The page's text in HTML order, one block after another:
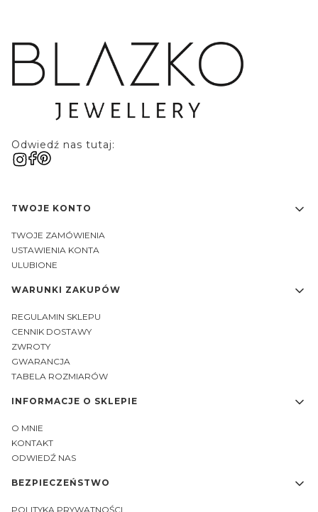
Odwiedź nas tutaj:
Linki w stopce
TWOJE KONTO
TWOJE ZAMÓWIENIA
USTAWIENIA KONTA
ULUBIONE
WARUNKI ZAKUPÓW
REGULAMIN SKLEPU
CENNIK DOSTAWY
ZWROTY
GWARANCJA
TABELA ROZMIARÓW
INFORMACJE O SKLEPIE
O MNIE
KONTAKT
ODWIEDŹ NAS
BEZPIECZEŃSTWO
POLITYKA PRYWATNOŚCI